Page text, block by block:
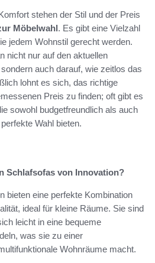
stehen der Stil und der Preis
Möbelwahl. Es gibt eine Vielzahl
jedem Wohnstil gerecht werden.
nicht nur auf den aktuellen
auch darauf, wie zeitlos das
lohnt es sich, das richtige
Preis zu finden; oft gibt es
sowohl budgetfreundlich als auch
Wahl bieten.
Schlafsofas von Innovation?
bieten eine perfekte Kombination
ideal für kleine Räume. Sie sind
leicht in eine bequeme
was sie zu einer
Wohnräume macht.